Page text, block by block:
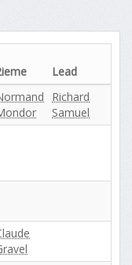
Lead
Richard
Samuel